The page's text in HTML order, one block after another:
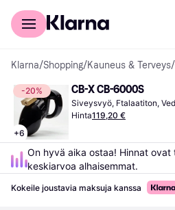
Kuluttajille
Klarna/Shopping/Kauneus & Terveys/
-20%
+6
CB-X CB-6000S
Siveysvyö, Ftalaatiton,
Hinta119,20 €
On hyvä aika ostaa! Hinnat ovat
keskiarvoa alhaisemmat.
Kokeile joustavia maksuja kanssa